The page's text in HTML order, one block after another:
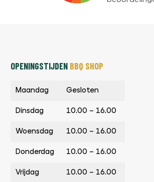
OPENINGSTIJDEN BBQ SHOP
Maandag Gesloten
Dinsdag 10.00 – 16.00
Woensdag 10.00 – 16.00
Donderdag 10.00 – 16.00
Vrijdag 10.00 – 16.00